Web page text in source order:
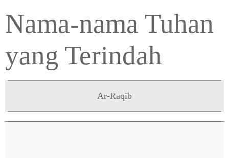
Nama-nama Tuhan
yang Terindah
Ar-Raqib